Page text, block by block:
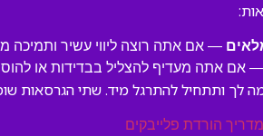
— אם אתה רוצה ליווי עשיר ותמיכה
— אם אתה מעדיף להצליל בבדידות או
ותתחיל להתרגל מיד. שתי הגרסאות
מדריך הורדת פלייבקים